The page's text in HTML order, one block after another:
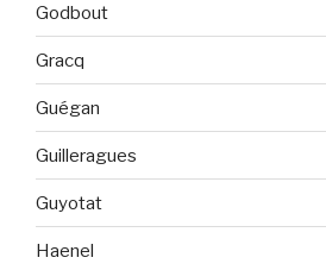
Godbout
Gracq
Guégan
Guilleragues
Guyotat
Haenel